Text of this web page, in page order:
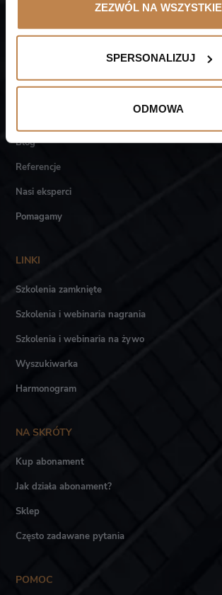
ZEZWÓL NA WSZYSTKIE
SPERSONALIZUJ
ODMOWA
Akademia LTCA
Blog
Referencje
Nasi eksperci
Pomagamy
LINKI
Szkolenia zamknięte
Szkolenia i webinaria nagrania
Szkolenia i webinaria na żywo
Wyszukiwarka
Harmonogram
NA SKRÓTY
Kup abonament
Jak działa abonament?
Sklep
Często zadawane pytania
POMOC